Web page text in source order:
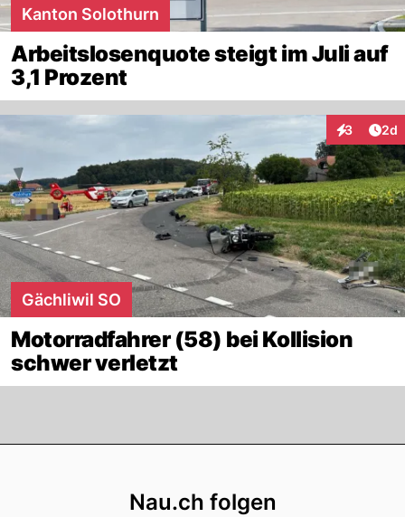
Kanton Solothurn
Arbeitslosenquote steigt im Juli auf
3,1 Prozent
3 2d
Gächliwil SO
Motorradfahrer (58) bei Kollision
schwer verletzt
Nau.ch folgen